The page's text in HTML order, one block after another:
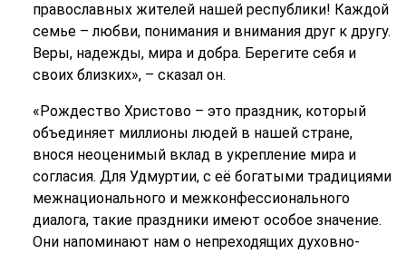
православных жителей нашей республики! Каждой
семье – любви, понимания и внимания друг к другу.
Веры, надежды, мира и добра. Берегите себя и
своих близких», – сказал он.
«Рождество Христово – это праздник, который
объединяет миллионы людей в нашей стране,
внося неоценимый вклад в укрепление мира и
согласия. Для Удмуртии, с её богатыми традициями
межнационального и межконфессионального
диалога, такие праздники имеют особое значение.
Они напоминают нам о непреходящих духовно-